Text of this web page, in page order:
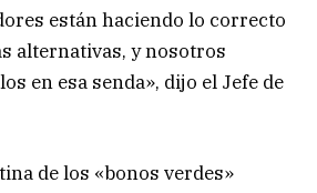
están haciendo lo correcto
alternativas, y nosotros
en esa senda», dijo el Jefe de
de los «bonos verdes»